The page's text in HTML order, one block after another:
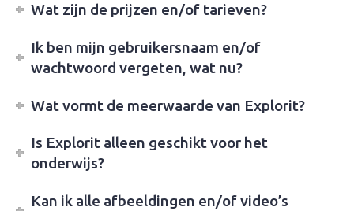
Wat zijn de prijzen en/of tarieven?
Ik ben mijn gebruikersnaam en/of
wachtwoord vergeten, wat nu?
Wat vormt de meerwaarde van Explorit?
Is Explorit alleen geschikt voor het
onderwijs?
Kan ik alle afbeeldingen en/of video’s